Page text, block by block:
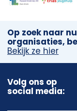
Op zoek naar
organisaties,
Bekijk ze hier
Volg ons op
social media: